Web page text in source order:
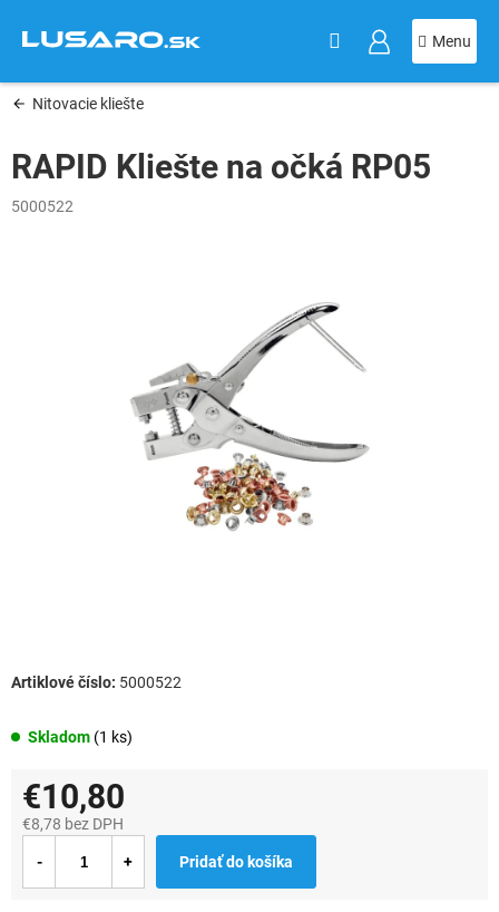
obsah
Nitovacie kliešte
RAPID Kliešte na očká RP05
5000522
Skladom (1 ks)
5000522
€10,80
€8,78 bez DPH
cena:
Pridať do košíka